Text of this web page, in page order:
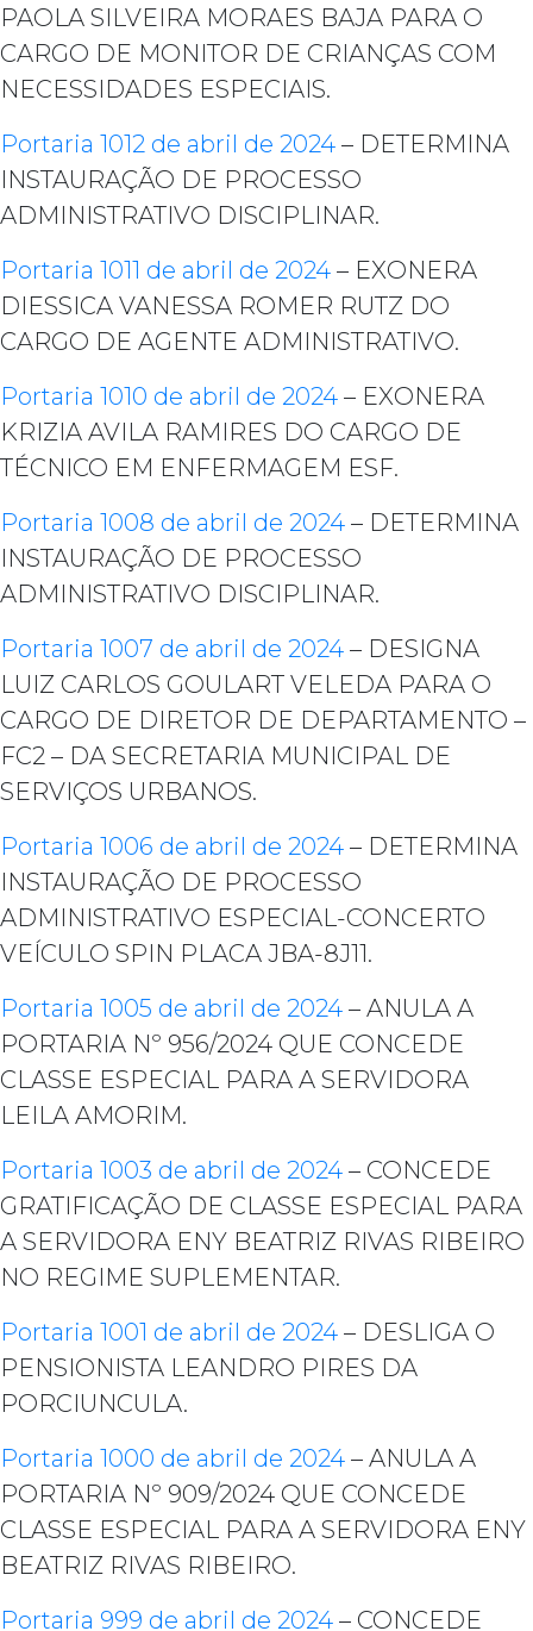
PAOLA SILVEIRA MORAES BAJA PARA O
CARGO DE MONITOR DE CRIANÇAS COM
NECESSIDADES ESPECIAIS.
Portaria 1012 de abril de 2024 – DETERMINA
INSTAURAÇÃO DE PROCESSO
ADMINISTRATIVO DISCIPLINAR.
Portaria 1011 de abril de 2024 – EXONERA
DIESSICA VANESSA ROMER RUTZ DO
CARGO DE AGENTE ADMINISTRATIVO.
Portaria 1010 de abril de 2024 – EXONERA
KRIZIA AVILA RAMIRES DO CARGO DE
TÉCNICO EM ENFERMAGEM ESF.
Portaria 1008 de abril de 2024 – DETERMINA
INSTAURAÇÃO DE PROCESSO
ADMINISTRATIVO DISCIPLINAR.
Portaria 1007 de abril de 2024 – DESIGNA
LUIZ CARLOS GOULART VELEDA PARA O
CARGO DE DIRETOR DE DEPARTAMENTO –
FC2 – DA SECRETARIA MUNICIPAL DE
SERVIÇOS URBANOS.
Portaria 1006 de abril de 2024 – DETERMINA
INSTAURAÇÃO DE PROCESSO
ADMINISTRATIVO ESPECIAL-CONCERTO
VEÍCULO SPIN PLACA JBA-8J11.
Portaria 1005 de abril de 2024 – ANULA A
PORTARIA Nº 956/2024 QUE CONCEDE
CLASSE ESPECIAL PARA A SERVIDORA
LEILA AMORIM.
Portaria 1003 de abril de 2024 – CONCEDE
GRATIFICAÇÃO DE CLASSE ESPECIAL PARA
A SERVIDORA ENY BEATRIZ RIVAS RIBEIRO
NO REGIME SUPLEMENTAR.
Portaria 1001 de abril de 2024 – DESLIGA O
PENSIONISTA LEANDRO PIRES DA
PORCIUNCULA.
Portaria 1000 de abril de 2024 – ANULA A
PORTARIA Nº 909/2024 QUE CONCEDE
CLASSE ESPECIAL PARA A SERVIDORA ENY
BEATRIZ RIVAS RIBEIRO.
Portaria 999 de abril de 2024 – CONCEDE